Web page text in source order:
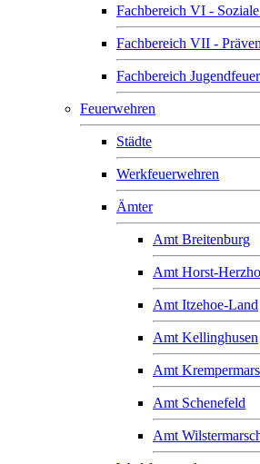
Fachbereich VI -
Fachbereich VII -
Fachbereich
Feuerwehren
Städte
Werkfeuerwehren
Ämter
Amt Breitenburg
Amt Horst-
Amt Itzehoe-Land
Amt Kellinghusen
Amt
Amt Schenefeld
Amt